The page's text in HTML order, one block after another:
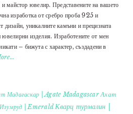
майстор ювелир. Представените на вашето
изработка от сребро проба 925 и
дизайн, уникалните камъни и прецизната
ювелирни изделия. Изработените от мен
– бижута с характер, създадени в
Мадагаскар | Agate Madagascar Ахат
Изумруд | Emerald Кварц турмалин |